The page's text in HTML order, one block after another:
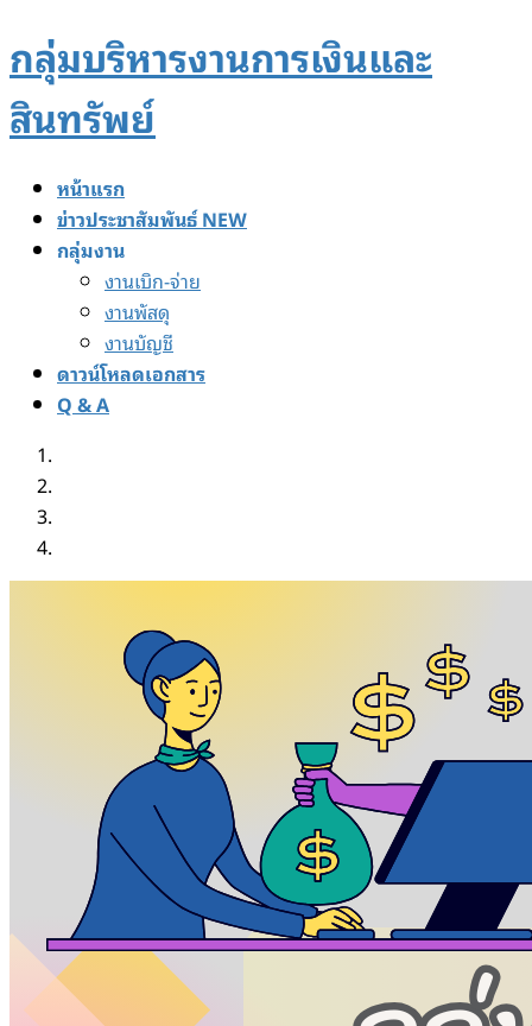
to
the
content
to
the
Navigation
กลุ่มบริหารงานการเงินและ
สินทรัพย์
หน้าแรก
ข่าวประชาสัมพันธ์ NEW
กลุ่มงาน
งานเบิก-จ่าย
งานพัสดุ
งานบัญชี
ดาวน์โหลดเอกสาร
Q & A